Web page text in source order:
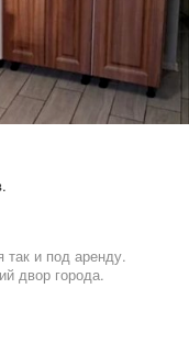
так и под аренду.
двор города.